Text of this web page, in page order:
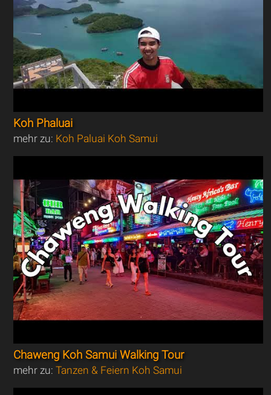
Koh Phaluai
mehr zu: Koh Paluai Koh Samui
Chaweng Koh Samui Walking Tour
mehr zu:Tanzen & Feiern Koh Samui